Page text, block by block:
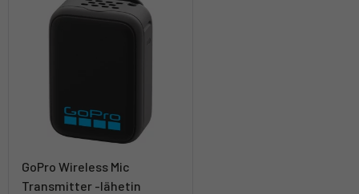
GoPro Wireless Mic
Transmitter -lähetin